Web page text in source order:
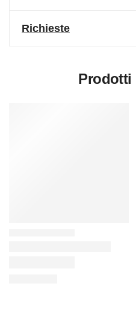
Richieste
Prodotti